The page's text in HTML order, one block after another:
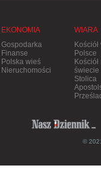
EKONOMIA
Gospodarka
Finanse
Polska wieś
Nieruchomości
WIARA
Kościół
Polsce
Kościół
świecie
Stolica
©